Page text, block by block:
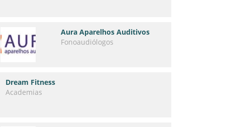
Aura Aparelhos Auditivos
Fonoaudiólogos
Dream Fitness
Academias